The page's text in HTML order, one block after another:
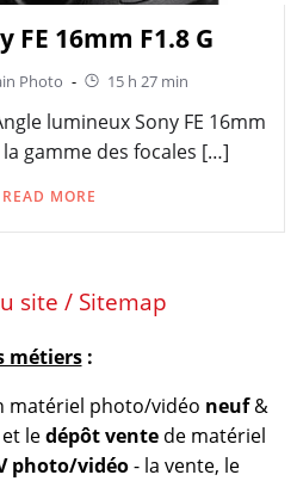
FE 16mm F1.8 G
Photo - 15 h 27 min
lumineux Sony FE 16mm
gamme des focales […]
READ MORE
site / Sitemap
métiers:
matériel photo/vidéo neuf&
et ledépôt vente de matériel
photo/vidéo- la vente, le